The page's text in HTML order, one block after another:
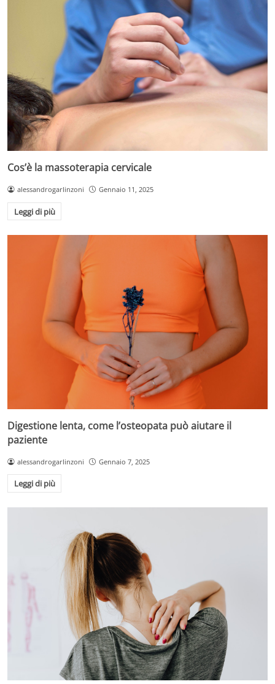
Cos’è la massoterapia cervicale
alessandrogarlinzoni Gennaio 11, 2025
Leggi di più
Digestione lenta, come l’osteopata può aiutare il
paziente
alessandrogarlinzoni Gennaio 7, 2025
Leggi di più